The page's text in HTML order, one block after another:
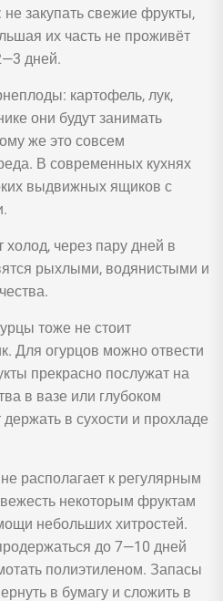
закупать свежие фрукты,
их часть не проживёт
дней.
картофель, лук,
они будут занимать
же это совсем
В современных кухнях
выдвижных ящиков с
через пару дней в
рыхлыми, водянистыми и
тоже не стоит
Для огурцов можно отвести
прекрасно послужат на
в вазе или глубоком
в сухости и прохладе
располагает к регулярным
некоторым фруктам
небольших хитростей.
до 7—10 дней
полиэтиленом. Запасы
в бумагу и сложить в